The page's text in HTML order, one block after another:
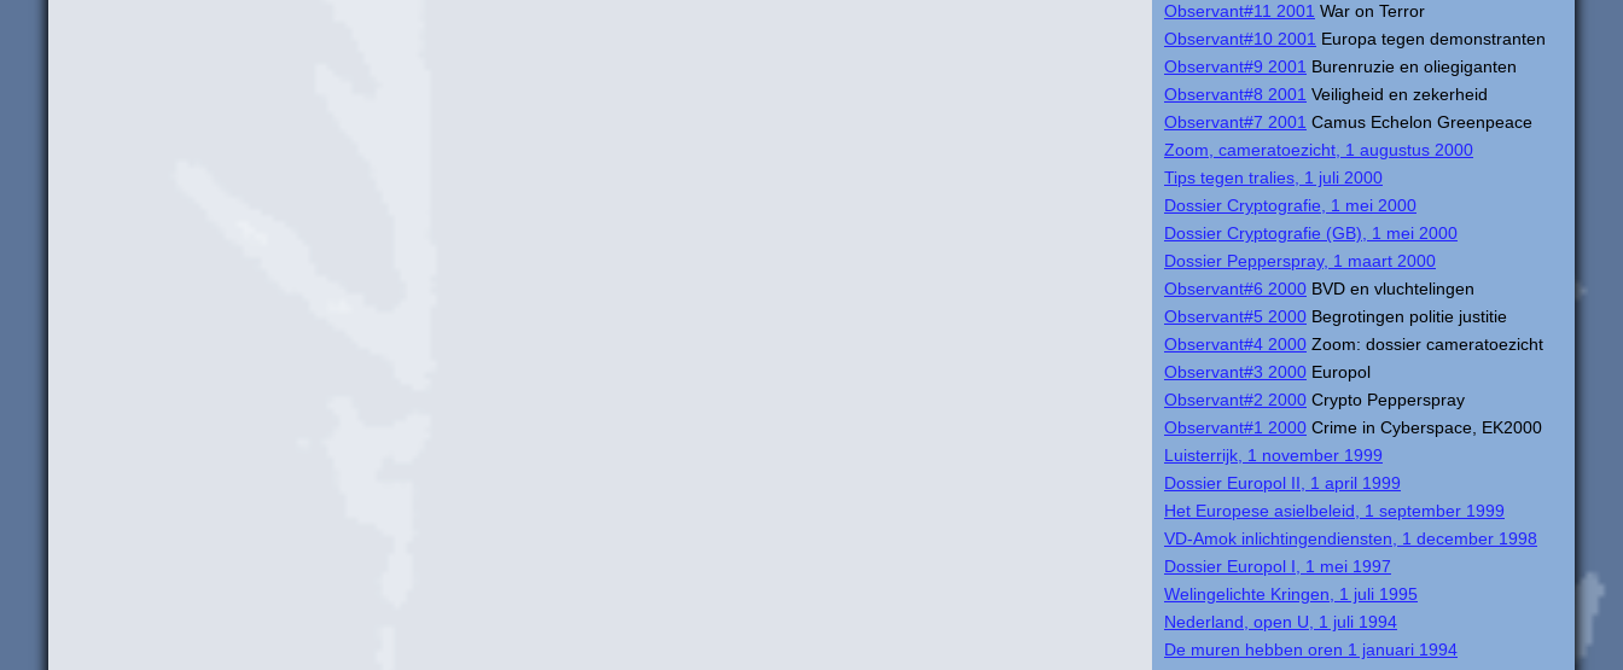
Observant#11 2001 War on Terror
Observant#10 2001 Europa tegen demonstranten
Observant#9 2001 Burenruzie en oliegiganten
Observant#8 2001 Veiligheid en zekerheid
Observant#7 2001 Camus Echelon Greenpeace
Zoom, cameratoezicht, 1 augustus 2000
Tips tegen tralies, 1 juli 2000
Dossier Cryptografie, 1 mei 2000
Dossier Cryptografie (GB), 1 mei 2000
Dossier Pepperspray, 1 maart 2000
Observant#6 2000 BVD en vluchtelingen
Observant#5 2000 Begrotingen politie justitie
Observant#4 2000 Zoom: dossier cameratoezicht
Observant#3 2000 Europol
Observant#2 2000 Crypto Pepperspray
Observant#1 2000 Crime in Cyberspace, EK2000
Luisterrijk, 1 november 1999
Dossier Europol II, 1 april 1999
Het Europese asielbeleid, 1 september 1999
VD-Amok inlichtingendiensten, 1 december 1998
Dossier Europol I, 1 mei 1997
Welingelichte Kringen, 1 juli 1995
Nederland, open U, 1 juli 1994
De muren hebben oren 1 januari 1994